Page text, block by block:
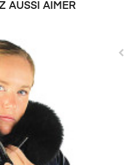
AUSSI AIMER